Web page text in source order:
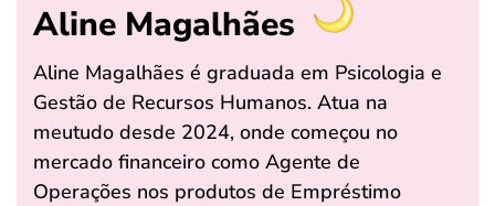
Aline Magalhães
Aline Magalhães é graduada em Psicologia e
Gestão de Recursos Humanos. Atua na
meutudo desde 2024, onde começou no
mercado financeiro como Agente de
Operações nos produtos de Empréstimo